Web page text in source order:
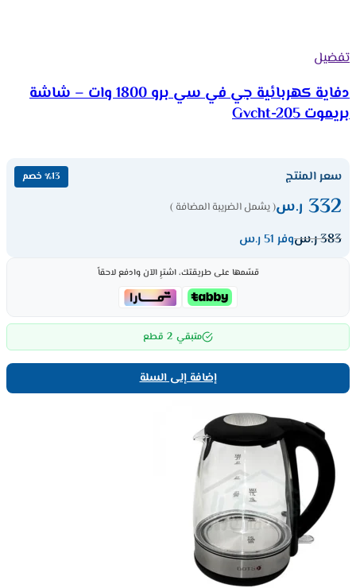
تفضيل
دفاية كهربائية جي في سي برو 1800 وات – شاشة
بريموت Gvcht-205
سعر المنتج ٪13 خصم
332 ر.س( يشمل الضريبة المضافة )
383ر.سوفر 51 ر.س
قسّمها على طريقتك، اشترِ الآن وادفع لاحقاً
متبقي 2 قطع
إضافة إلى السلة